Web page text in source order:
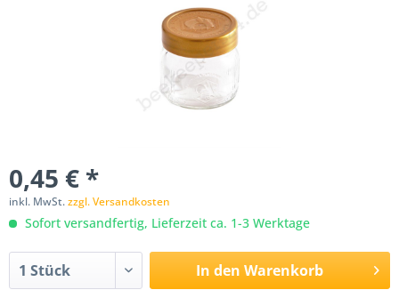
0,45 € *
inkl. MwSt.zzgl. Versandkosten
Sofort versandfertig, Lieferzeit ca. 1-3 Werktage
In den Warenkorb